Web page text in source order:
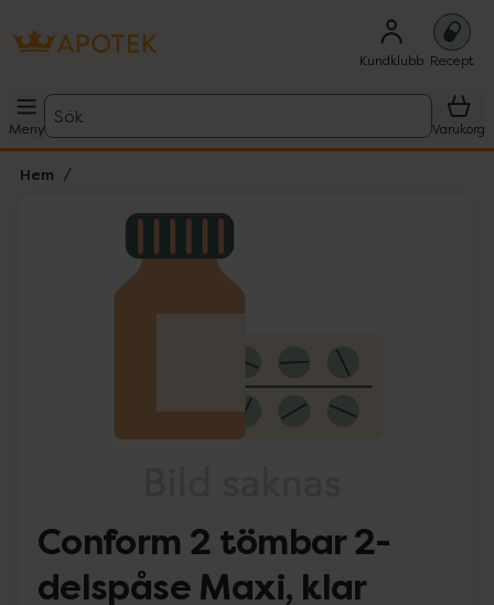
Kundklubb Recept
Meny
Sök
Varukorg
Hem
Lista: . Innehåller 1 objekt.
Conform 2 tömbar 2-
delspåse Maxi, klar